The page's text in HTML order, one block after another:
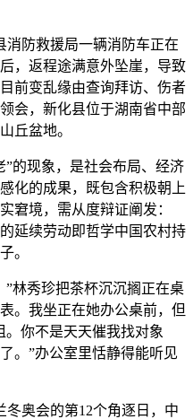
防救援局一辆消防车正在
，返程途满意外坠崖，导致
前变乱缘由查询拜访、伤者
会，新化县位于湖南省中部
丘盆地。
现象，是社会布局、经济
化的成果，既包含积极朝上
窘境，需从度辩证阐发：
延续劳动即哲学中国农村持
。
秀珍把茶杯沉沉搁正在桌
。我坐正在她办公桌前，但
。你不是天天催我找对象
。”办公室里恬静得能听见
奥会的第12个角逐日，中